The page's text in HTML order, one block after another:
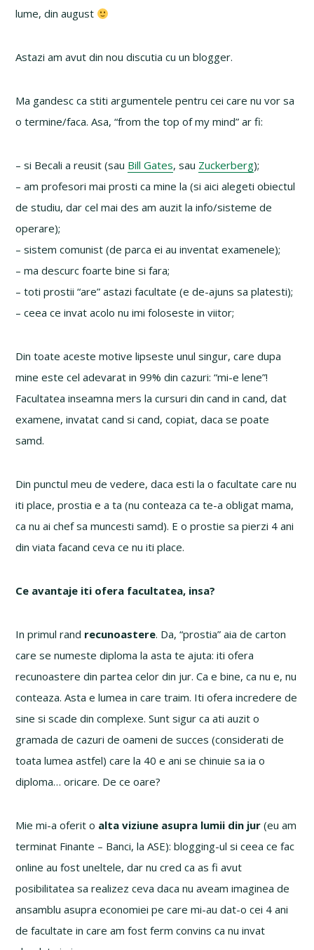
lume, din august
Astazi am avut din nou discutia cu un blogger.
Ma gandesc ca stiti argumentele pentru cei care nu vor sa
o termine/faca. Asa, “from the top of my mind” ar fi:
– si Becali a reusit (sau Bill Gates, sau Zuckerberg);
– am profesori mai prosti ca mine la (si aici alegeti obiectul
de studiu, dar cel mai des am auzit la info/sisteme de
operare);
– sistem comunist (de parca ei au inventat examenele);
– ma descurc foarte bine si fara;
– toti prostii “are” astazi facultate (e de-ajuns sa platesti);
– ceea ce invat acolo nu imi foloseste in viitor;
Din toate aceste motive lipseste unul singur, care dupa
mine este cel adevarat in 99% din cazuri: “mi-e lene”!
Facultatea inseamna mers la cursuri din cand in cand, dat
examene, invatat cand si cand, copiat, daca se poate
samd.
Din punctul meu de vedere, daca esti la o facultate care nu
iti place, prostia e a ta (nu conteaza ca te-a obligat mama,
ca nu ai chef sa muncesti samd). E o prostie sa pierzi 4 ani
din viata facand ceva ce nu iti place.
Ce avantaje iti ofera facultatea, insa?
In primul rand recunoastere. Da, “prostia” aia de carton
care se numeste diploma la asta te ajuta: iti ofera
recunoastere din partea celor din jur. Ca e bine, ca nu e, nu
conteaza. Asta e lumea in care traim. Iti ofera incredere de
sine si scade din complexe. Sunt sigur ca ati auzit o
gramada de cazuri de oameni de succes (considerati de
toata lumea astfel) care la 40 e ani se chinuie sa ia o
diploma… oricare. De ce oare?
Mie mi-a oferit o alta viziune asupra lumii din jur (eu am
terminat Finante – Banci, la ASE): blogging-ul si ceea ce fac
online au fost uneltele, dar nu cred ca as fi avut
posibilitatea sa realizez ceva daca nu aveam imaginea de
ansamblu asupra economiei pe care mi-au dat-o cei 4 ani
de facultate in care am fost ferm convins ca nu invat